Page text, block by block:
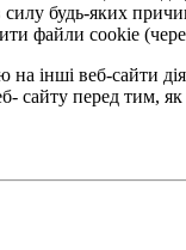
силу будь-яких
файли cookie
інші веб-сайти
сайту перед тим,